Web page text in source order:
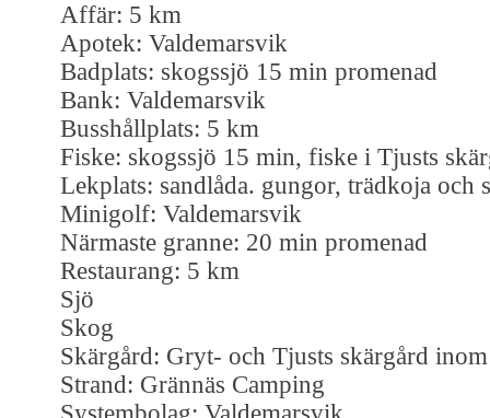
Affär: 5 km
Apotek: Valdemarsvik
Badplats: skogssjö 15 min promenad
Bank: Valdemarsvik
Busshållplats: 5 km
Fiske: skogssjö 15 min, fiske i Tjusts
Lekplats: sandlåda. gungor, trädkoja och
Minigolf: Valdemarsvik
Närmaste granne: 20 min promenad
Restaurang: 5 km
Sjö
Skog
Skärgård: Gryt- och Tjusts skärgård
Strand: Grännäs Camping